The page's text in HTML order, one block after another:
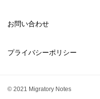
お問い合わせ
プライバシーポリシー
© 2021 Migratory Notes